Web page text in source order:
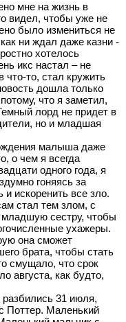
мне на жизнь в
видел, чтобы уже не
было измениться не
ни ждал даже казни -
хотелось
икс настал – не
что-то, стал кружить
дошла только
что я заметил,
лорд не придет в
но и младшая
малыша даже
о чем я всегда
одного года, я
гоняясь за
искоренить все зло.
стал тем злом, с
сестру, чтобы
ухажеры.
она сможет
брата, чтобы стать
смущало, что срок
августа, как будто,
31 июля,
Поттер. Маленький